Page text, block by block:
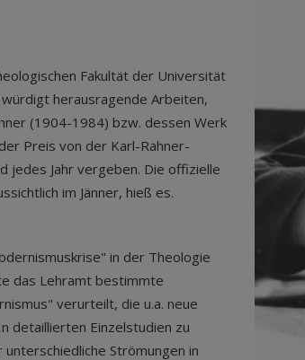
Fakultät der Universität
herausragende Arbeiten,
(1904-1984) bzw. dessen Werk
Preis von der Karl-Rahner-
jedes Jahr vergeben. Die offizielle
im Jänner, hieß es.
in der Theologie
das Lehramt bestimmte
verurteilt, die u.a. neue
detaillierten Einzelstudien zu
Strömungen in